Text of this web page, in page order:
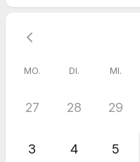
MO. DI. MI.
27 28 29
3 4 5